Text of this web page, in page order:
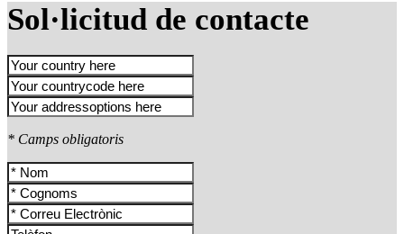
Sol·licitud de contacte
* Camps obligatoris